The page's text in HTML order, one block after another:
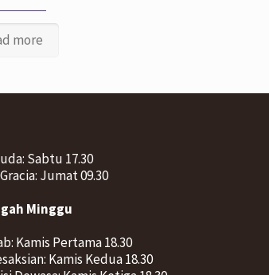
more
Sabtu 17.30
Jumat 09.30
Minggu
Kamis Pertama 18.30
Kamis Kedua 18.30